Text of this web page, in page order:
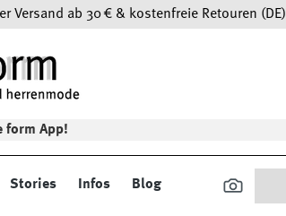
Versand ab 30 € & kostenfreie Retouren (DE)
form App!
Stories Infos Blog